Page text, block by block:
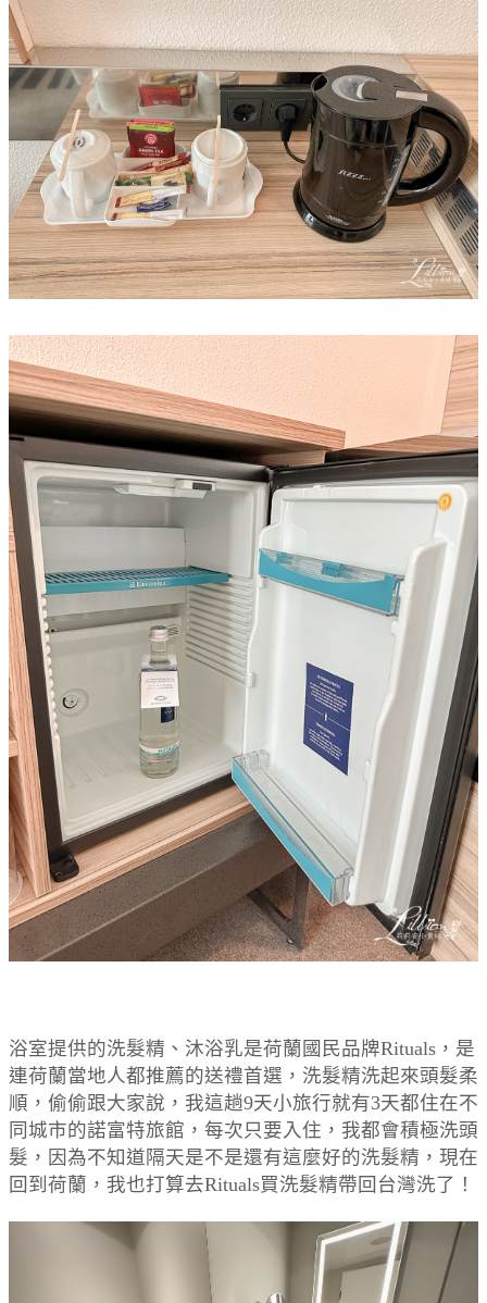
浴室提供的洗髮精、沐浴乳是荷蘭國民品牌Rituals，是
連荷蘭當地人都推薦的送禮首選，洗髮精洗起來頭髮柔
順，偷偷跟大家說，我這趟9天小旅行就有3天都住在不
同城市的諾富特旅館，每次只要入住，我都會積極洗頭
髮，因為不知道隔天是不是還有這麼好的洗髮精，現在
回到荷蘭，我也打算去Rituals買洗髮精帶回台灣洗了！